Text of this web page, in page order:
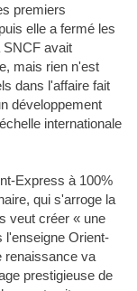
premiers
elle a fermé les
SNCF avait
mais rien n'est
dans l'affaire fait
développement
internationale
Express à 100%
qui s'arroge la
veut créer « une
l'enseigne Orient-
renaissance va
prestigieuse de